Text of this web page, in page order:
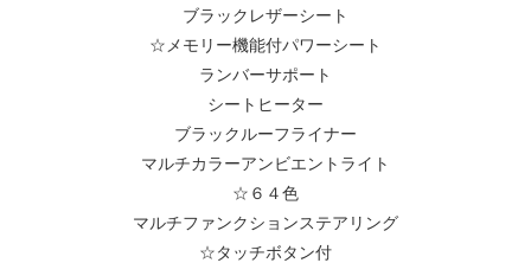
ブラックレザーシート
☆メモリー機能付パワーシート
ランバーサポート
シートヒーター
ブラックルーフライナー
マルチカラーアンビエントライト
☆６４色
マルチファンクションステアリング
☆タッチボタン付